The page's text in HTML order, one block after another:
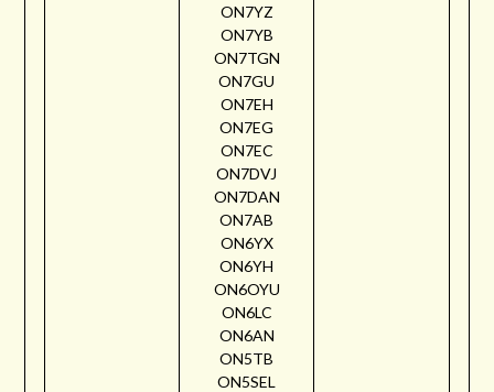
ON7YZ
ON7YB
ON7TGN
ON7GU
ON7EH
ON7EG
ON7EC
ON7DVJ
ON7DAN
ON7AB
ON6YX
ON6YH
ON6OYU
ON6LC
ON6AN
ON5TB
ON5SEL